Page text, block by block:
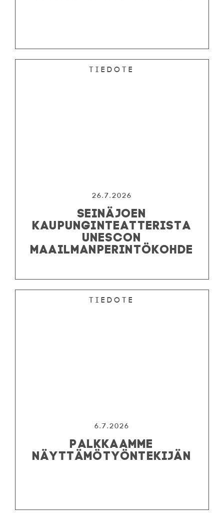
Tiedote
26.7.2026
SEINÄJOEN
KAUPUNGINTEATTERISTA
UNESCON
MAAILMANPERINTÖKOHDE
Tiedote
6.7.2026
PALKKAAMME
NÄYTTÄMÖTYÖNTEKIJÄN